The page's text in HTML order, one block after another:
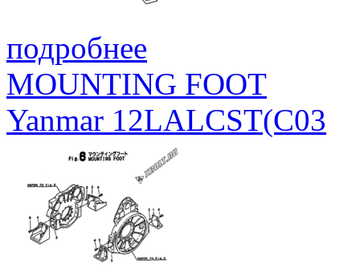
подробнее
MOUNTING FOOT
Yanmar 12LALCST(C03